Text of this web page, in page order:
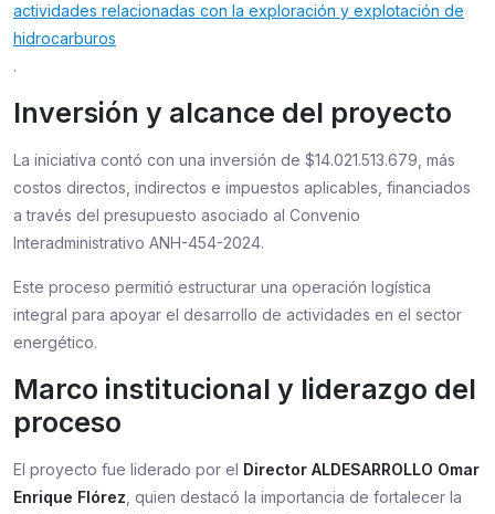
actividades relacionadas con la exploración y explotación de
hidrocarburos
.
Inversión y alcance del proyecto
La iniciativa contó con una inversión de $14.021.513.679, más
costos directos, indirectos e impuestos aplicables, financiados
a través del presupuesto asociado al Convenio
Interadministrativo ANH-454-2024.
Este proceso permitió estructurar una operación logística
integral para apoyar el desarrollo de actividades en el sector
energético.
Marco institucional y liderazgo del
proceso
El proyecto fue liderado por el Director ALDESARROLLO Omar
Enrique Flórez, quien destacó la importancia de fortalecer la